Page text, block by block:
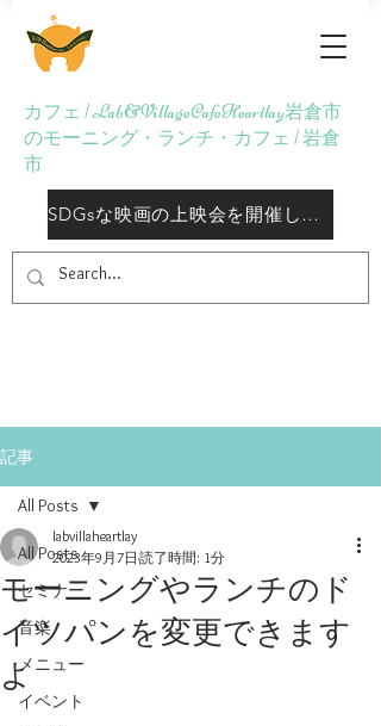
カフェ | Lab&VillageCafeHeartlay岩倉市
のモーニング・ランチ・カフェ | 岩倉
市
SDGsな映画の上映会を開催しておりますしております
記事
All Posts
セミナー
音楽
メニュー
イベント
All Posts
モーニングやランチのド
イツパンを変更できます
よ
labvillaheartlay
2023年9月7日 読了時間: 1分